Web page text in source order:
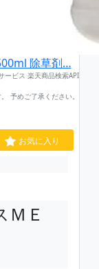
除草剤…
ービス 楽天商品検索API
予めご了承ください。
お気に入り
ＭＥ